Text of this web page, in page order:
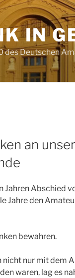
IN
Deutschen
an
Jahren Abschied
Jahre den
bewahren.
nicht nur mit dem
waren, lag es